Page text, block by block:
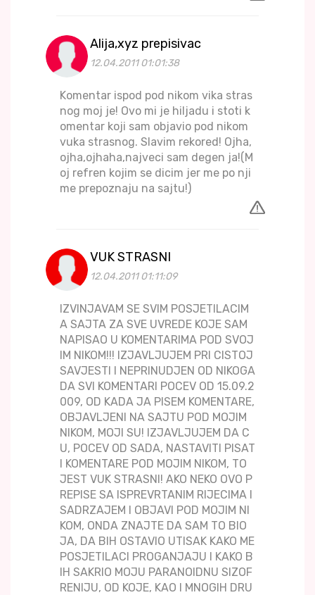
Alija,xyz prepisivac
12.04.2011 01:01:38
Komentar ispod pod nikom vika stras
nog moj je! Ovo mi je hiljadu i stoti k
omentar koji sam objavio pod nikom
vuka strasnog. Slavim rekored! Ojha,
ojha,ojhaha,najveci sam degen ja!(M
oj refren kojim se dicim jer me po nji
me prepoznaju na sajtu!)
VUK STRASNI
12.04.2011 01:11:09
IZVINJAVAM SE SVIM POSJETILACIM
A SAJTA ZA SVE UVREDE KOJE SAM
NAPISAO U KOMENTARIMA POD SVOJ
IM NIKOM!!! IZJAVLJUJEM PRI CISTOJ
SAVJESTI I NEPRINUDJEN OD NIKOGA
DA SVI KOMENTARI POCEV OD 15.09.2
009, OD KADA JA PISEM KOMENTARE,
OBJAVLJENI NA SAJTU POD MOJIM
NIKOM, MOJI SU! IZJAVLJUJEM DA C
U, POCEV OD SADA, NASTAVITI PISAT
I KOMENTARE POD MOJIM NIKOM, TO
JEST VUK STRASNI! AKO NEKO OVO P
REPISE SA ISPREVRTANIM RIJECIMA I
SADRZAJEM I OBJAVI POD MOJIM NI
KOM, ONDA ZNAJTE DA SAM TO BIO
JA, DA BIH OSTAVIO UTISAK KAKO ME
POSJETILACI PROGANJAJU I KAKO B
IH SAKRIO MOJU PARANOIDNU SIZOF
RENIJU, OD KOJE, KAO I MNOGIH DRU